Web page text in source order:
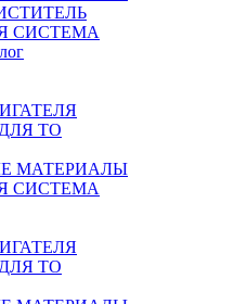
СИСТЕМА
ТО
МАТЕРИАЛЫ
СИСТЕМА
ТО